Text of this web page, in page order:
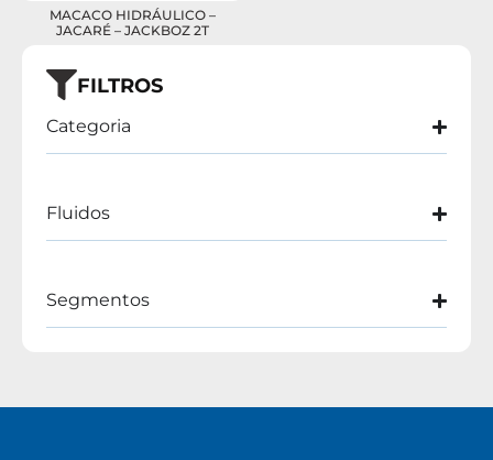
FILTROS
Categoria
Fluidos
Segmentos
MACACO HIDRÁULICO –
JACARÉ – JACKBOZ 2T